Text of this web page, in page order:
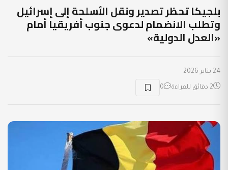
بلجيكا تحظر تصدير ونقل الأسلحة إلى إسرائيل
وتطلب الانضمام لدعوى جنوب أفريقيا أمام
«العدل الدولية»
24 يناير 2026
2 دقائق للقراءة 0